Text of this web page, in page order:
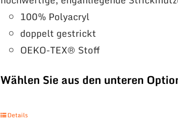
100% Polyacryl
doppelt gestrickt
OEKO-TEX® Stoff
Wählen Sie aus den unteren
Details